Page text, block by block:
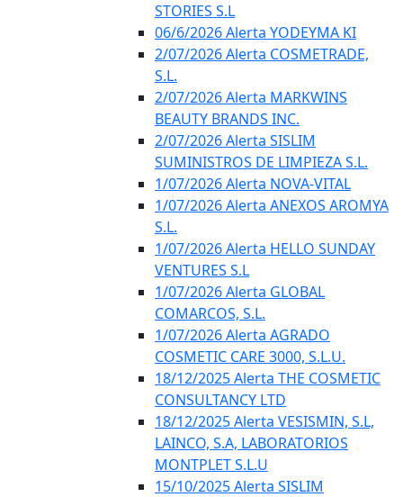
STORIES S.L
06/6/2026 Alerta YODEYMA KI
2/07/2026 Alerta COSMETRADE,
S.L.
2/07/2026 Alerta MARKWINS
BEAUTY BRANDS INC.
2/07/2026 Alerta SISLIM
SUMINISTROS DE LIMPIEZA S.L.
1/07/2026 Alerta NOVA-VITAL
1/07/2026 Alerta ANEXOS AROMYA
S.L.
1/07/2026 Alerta HELLO SUNDAY
VENTURES S.L
1/07/2026 Alerta GLOBAL
COMARCOS, S.L.
1/07/2026 Alerta AGRADO
COSMETIC CARE 3000, S.L.U.
18/12/2025 Alerta THE COSMETIC
CONSULTANCY LTD
18/12/2025 Alerta VESISMIN, S.L,
LAINCO, S.A, LABORATORIOS
MONTPLET S.L.U
15/10/2025 Alerta SISLIM